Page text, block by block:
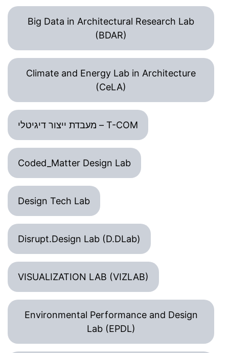
Big Data in Architectural Research Lab
(BDAR)
Climate and Energy Lab in Architecture
(CeLA)
מעבדת ייצור דיגיטלי – T-COM
Coded_Matter Design Lab
Design Tech Lab
Disrupt.Design Lab (D.DLab)
VISUALIZATION LAB (VIZLAB)
Environmental Performance and Design
Lab (EPDL)